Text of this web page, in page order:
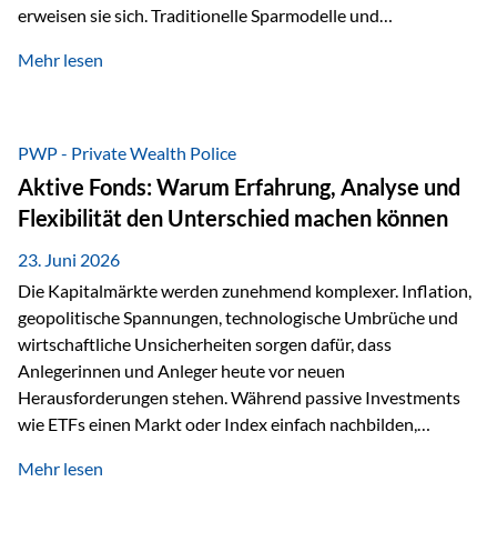
erweisen sie sich. Traditionelle Sparmodelle und
unumstößlich galten, versagen angesichts der expansiven
Nostalgie dar, sondern ist die modernste und strategisch
klügste Antwort auf globale Instabilität. Physische Werte
und der richtige Rechtsstandort sind heute keine bloße
Option mehr, sondern eine strategische Notwendigkeit. 1.
Der massive Aufwand hinter einem winzigen…
Mehr lesen
PWP - Private Wealth Police
Aktive Fonds: Warum Erfahrung, Analyse und
Flexibilität den Unterschied machen können
23. Juni 2026
Die Kapitalmärkte werden zunehmend komplexer. Inflation,
geopolitische Spannungen, technologische Umbrüche und
wirtschaftliche Unsicherheiten sorgen dafür, dass
Anlegerinnen und Anleger heute vor neuen
Herausforderungen stehen. Während passive Investments
wie ETFs einen Markt oder Index einfach nachbilden,
setzen auf die Expertise erfahrener Fondsmanager, die
Mehr lesen